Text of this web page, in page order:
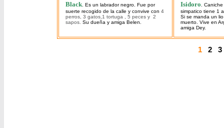
Black . Es un labrador negro. Fue por
suerte recogido de la calle y convive con 4
perros, 3 gatos,1 tortuga , 5 peces y 2
sapos. Su dueña y amiga Belen.
Isidoro .
simpatico tiene 1
Si se manda un
muerto. Vive en
amiga Dey.
1 2. 3